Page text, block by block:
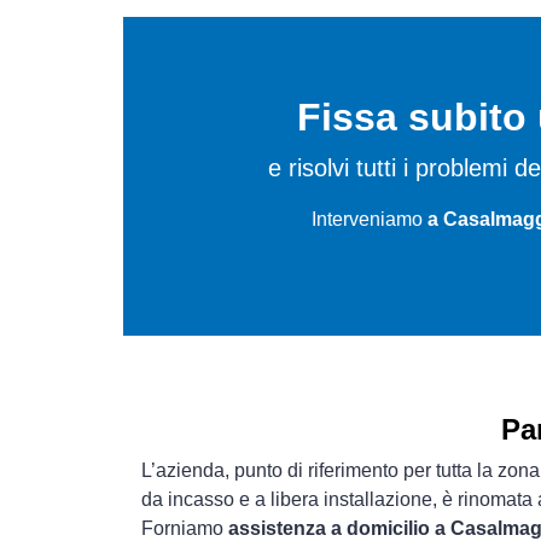
Fissa subito
e risolvi tutti i problemi
Interveniamo a
L’azienda, punto di riferimento per tutta la
da incasso e a libera installazione, è
Forniamo assistenza a domicilio a